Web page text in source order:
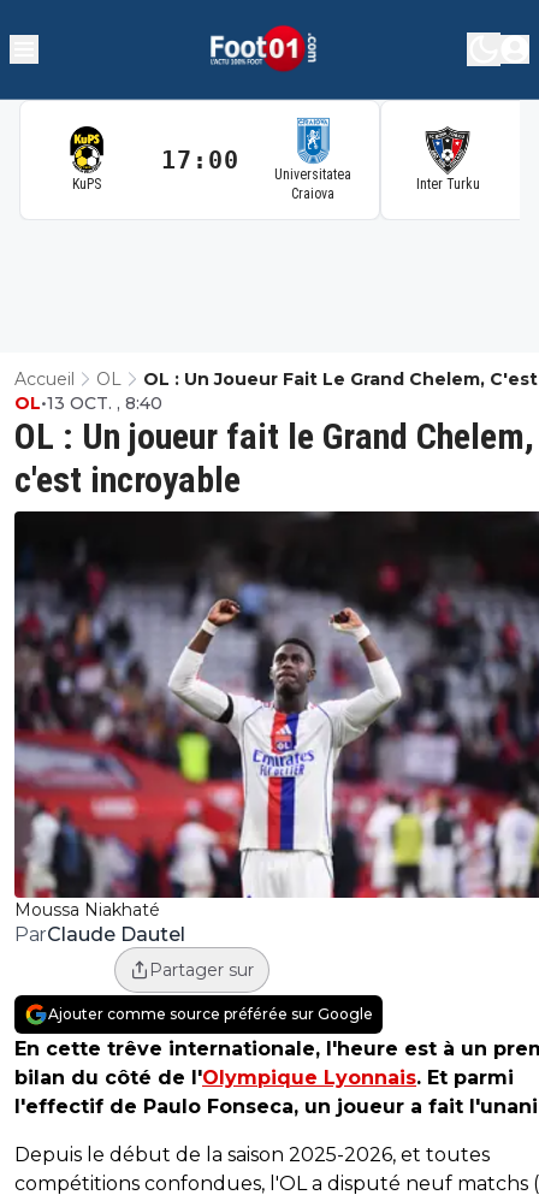
KuPS
17:00
Universitatea
Craiova
Inter Turku
Accueil OL
OL : Un Joueur Fait Le Grand Chelem, C'est
Incroyable
Moussa Niakhaté
OL : Un joueur fait le Grand Chelem,
c'est incroyable
OL•13 OCT. , 8:40
ParClaude Dautel
Partager sur
Ajouter comme source préférée sur Google
En cette trêve internationale, l'heure est à un
bilan du côté de l'Olympique Lyonnais. Et parmi
l'effectif de Paulo Fonseca, un joueur a fait
Depuis le début de la saison 2025-2026, et toutes
compétitions confondues, l'OL a disputé neuf matchs